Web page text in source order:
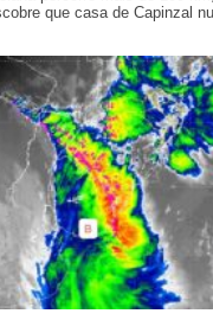
que casa de Capinzal